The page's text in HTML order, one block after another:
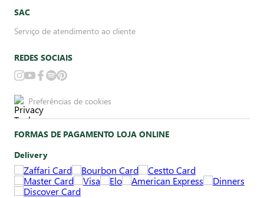
SAC
Serviço de atendimento ao cliente
REDES SOCIAIS
Preferências de cookies
FORMAS DE PAGAMENTO LOJA ONLINE
Delivery